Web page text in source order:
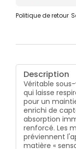
Politique de retour
Description
Véritable
qui laisse
pour un
enrichi de
absorption
renforcé. Les
préviennent
matière «